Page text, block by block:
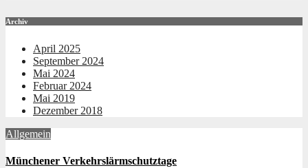
Archiv
April 2025
September 2024
Mai 2024
Februar 2024
Mai 2019
Dezember 2018
Allgemein
Münchener Verkehrslärmschutztage